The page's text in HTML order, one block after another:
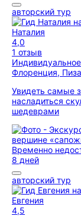
авторский тур
Наталия
4,0
1 отзыв
Флоренция,
Увидеть самые
насладиться
шедеврами
Временно
8 дней
авторский тур
Евгения
4,5